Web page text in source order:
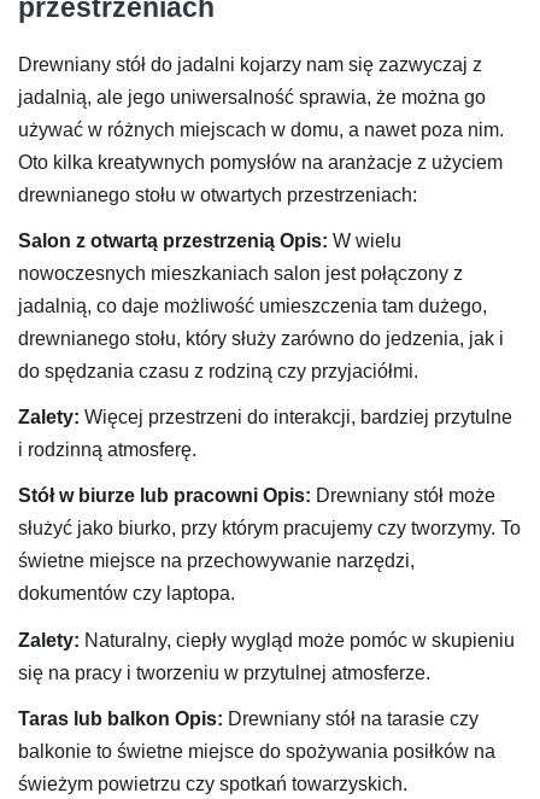
przestrzeniach
Drewniany stół do jadalni kojarzy nam się zazwyczaj z
jadalnią, ale jego uniwersalność sprawia, że można go
używać w różnych miejscach w domu, a nawet poza nim.
Oto kilka kreatywnych pomysłów na aranżacje z użyciem
drewnianego stołu w otwartych przestrzeniach:
Salon z otwartą przestrzenią Opis: W wielu
nowoczesnych mieszkaniach salon jest połączony z
jadalnią, co daje możliwość umieszczenia tam dużego,
drewnianego stołu, który służy zarówno do jedzenia, jak i
do spędzania czasu z rodziną czy przyjaciółmi.
Zalety: Więcej przestrzeni do interakcji, bardziej przytulne
i rodzinną atmosferę.
Stół w biurze lub pracowni Opis: Drewniany stół może
służyć jako biurko, przy którym pracujemy czy tworzymy. To
świetne miejsce na przechowywanie narzędzi,
dokumentów czy laptopa.
Zalety: Naturalny, ciepły wygląd może pomóc w skupieniu
się na pracy i tworzeniu w przytulnej atmosferze.
Taras lub balkon Opis: Drewniany stół na tarasie czy
balkonie to świetne miejsce do spożywania posiłków na
świeżym powietrzu czy spotkań towarzyskich.